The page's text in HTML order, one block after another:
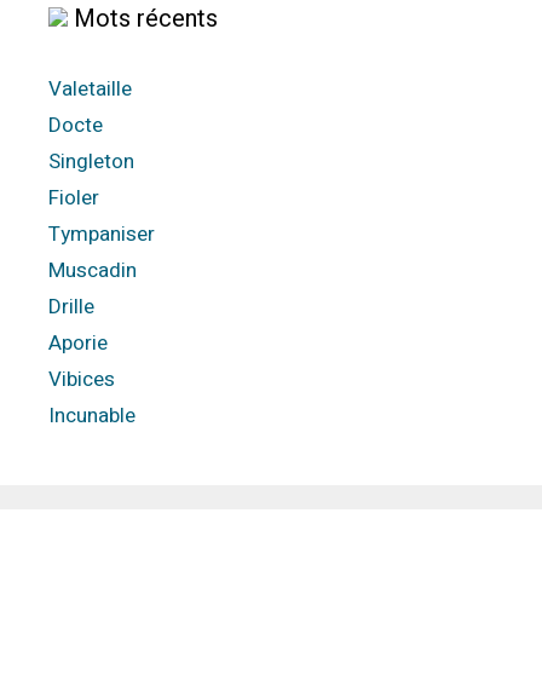
Mots récents
Valetaille
Docte
Singleton
Fioler
Tympaniser
Muscadin
Drille
Aporie
Vibices
Incunable